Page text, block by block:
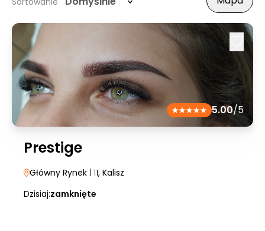
5.00/5
Prestige
Główny Rynek | 11, Kalisz
Dzisiaj:zamknięte